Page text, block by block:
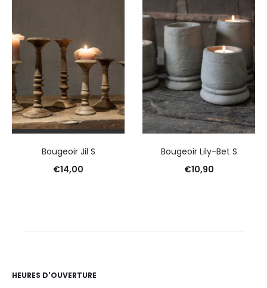
Bougeoir Jil S
€14,00
Bougeoir Lily-Bet S
€10,90
HEURES D'OUVERTURE